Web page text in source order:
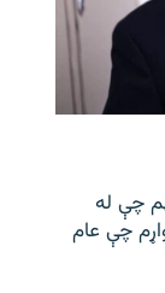
چې له
چې عام